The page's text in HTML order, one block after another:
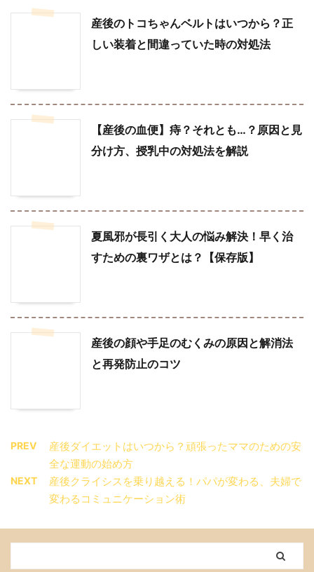
産後のトコちゃんベルトはいつから？正
しい装着と間違っていた時の対処法
【産後の血便】痔？それとも…？原因と見
分け方、授乳中の対処法を解説
夏風邪が長引く大人の悩み解決！早く治
すための裏ワザとは？【保存版】
産後の顔や手足のむくみの原因と解消法
と再発防止のコツ
PREV
産後ダイエットはいつから？頑張ったママのための安
全な運動の始め方
NEXT
産後クライシスを乗り越える！パパが変わる、夫婦で
変わるコミュニケーション術